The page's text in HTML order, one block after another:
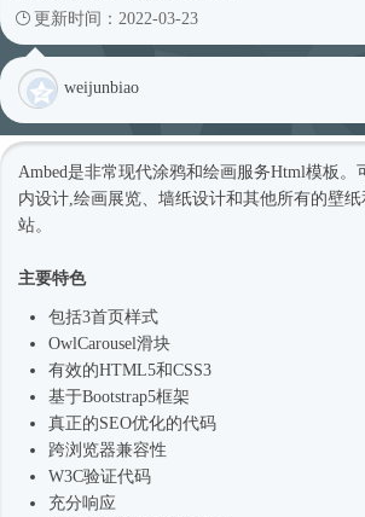
更新时间：2022-03-23
weijunbiao
Ambed是非常现代涂鸦和绘画服务Html模板 。
内设计,绘画展览、墙纸设计和其他所有的壁
站。
主要特色
包括3首页样式
OwlCarousel滑块
有效的HTML5和CSS3
基于Bootstrap5框架
真正的SEO优化的代码
跨浏览器兼容性
W3C验证代码
充分响应